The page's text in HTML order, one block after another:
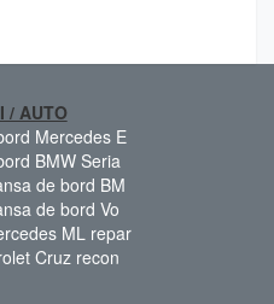
/ AUTO
Mercedes E
BMW Seria
de bord BM
de bord Vo
ML repar
Cruz recon